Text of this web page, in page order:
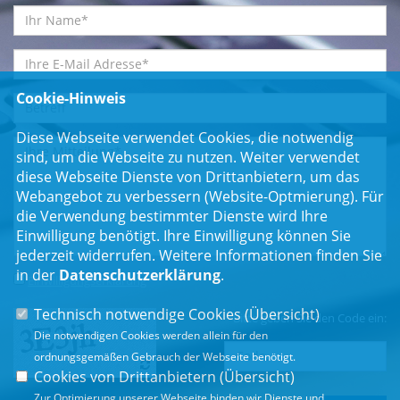
Einwilligungserklärung*
Bitte geben Sie den Code ein:
Cookie-Hinweis
Diese Webseite verwendet Cookies, die notwendig
sind, um die Webseite zu nutzen. Weiter verwendet
diese Webseite Dienste von Drittanbietern, um das
Webangebot zu verbessern (Website-Optmierung). Für
die Verwendung bestimmter Dienste wird Ihre
Einwilligung benötigt. Ihre Einwilligung können Sie
jederzeit widerrufen. Weitere Informationen finden Sie
in der Datenschutzerklärung.
Technisch notwendige Cookies (Übersicht)
Die notwendigen Cookies werden allein für den
ordnungsgemäßen Gebrauch der Webseite benötigt.
Cookies von Drittanbietern (Übersicht)